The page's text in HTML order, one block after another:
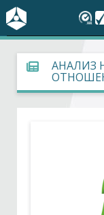
За БСК
На фокус
АНАЛИЗ